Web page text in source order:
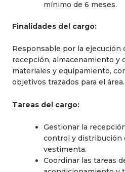
mínimo de 6 meses.
Finalidades del cargo:
Responsable por la ejecución
recepción, almacenamiento y
materiales y equipamiento,
objetivos trazados para el área.
Tareas del cargo:
Gestionar la
control y distribución
vestimenta.
Coordinar las tareas